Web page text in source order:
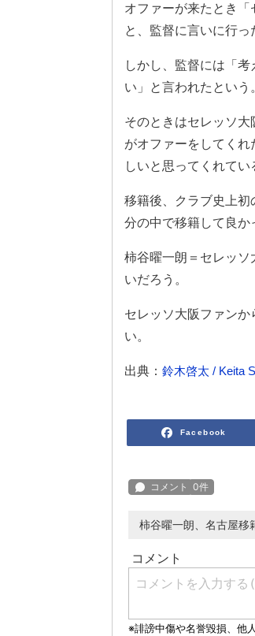
オファーが来たとき
と、監督に言いに行っ
しかし、監督には「
い」と言われたという
そのときはセレッソ
がオファーをしてく
しいと思ってくれて
移籍後、クラブ史上初
分の中で移籍して良か
柿谷曜一朗＝セレッ
いだろう。
セレッソ大阪ファン
い。
出典： 鈴木啓太 / Keita
Facebook
柿谷曜一朗、名古屋移